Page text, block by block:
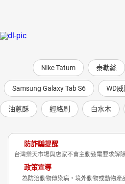
Nike Tatum 泰勒絲
Samsung Galaxy Tab S6 WD
油蔥酥 經絡刷 白水木
防詐騙提醒
台灣樂天市場與店家不會主動致電要求解
政策宣導
為防治動物傳染病，境外動物或動物產